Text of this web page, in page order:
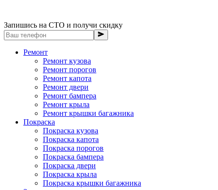
Запишись на СТО и получи скидку
Ремонт
Ремонт кузова
Ремонт порогов
Ремонт капота
Ремонт двери
Ремонт бампера
Ремонт крыла
Ремонт крышки багажника
Покраска
Покраска кузова
Покраска капота
Покраска порогов
Покраска бампера
Покраска двери
Покраска крыла
Покраска крышки багажника